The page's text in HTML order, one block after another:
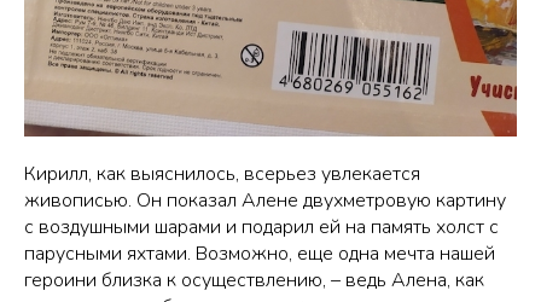
Кирилл, как выяснилось, всерьез увлекается
живописью. Он показал Алене двухметровую картину
с воздушными шарами и подарил ей на память холст с
парусными яхтами. Возможно, еще одна мечта нашей
героини близка к осуществлению, – ведь Алена, как